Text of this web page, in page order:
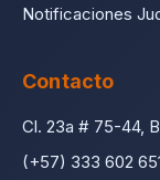
Notificaciones
Contacto
Cl. 23a # 75-44,
(+57) 333 602